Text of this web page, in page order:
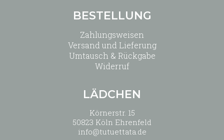
BESTELLUNG
Zahlungsweisen
Versand und Lieferung
Umtausch & Rückgabe
Widerruf
LÄDCHEN
Körnerstr. 15
50823 Köln Ehrenfeld
info@tutuettata.de